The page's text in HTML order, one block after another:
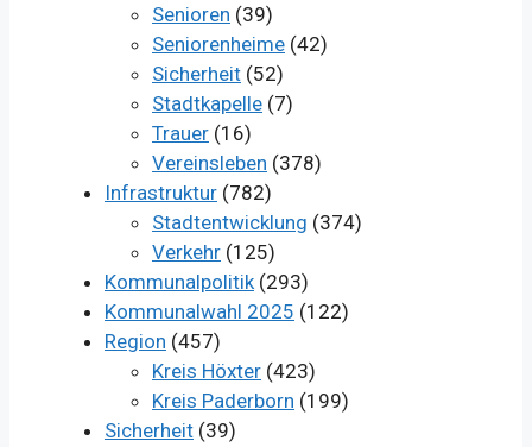
Senioren (39)
Seniorenheime (42)
Sicherheit (52)
Stadtkapelle (7)
Trauer (16)
Vereinsleben (378)
Infrastruktur (782)
Stadtentwicklung (374)
Verkehr (125)
Kommunalpolitik(293)
Kommunalwahl 2025 (122)
Region (457)
Kreis Höxter (423)
Kreis Paderborn (199)
Sicherheit (39)